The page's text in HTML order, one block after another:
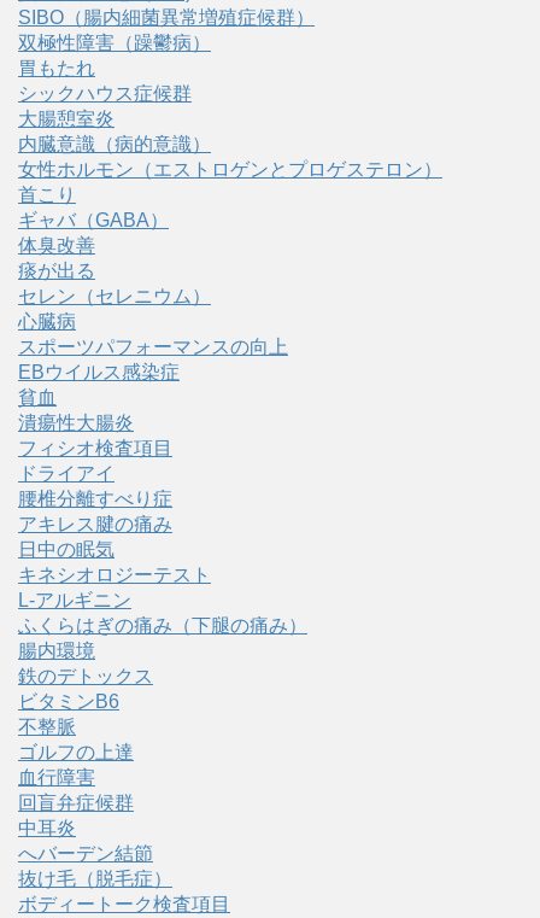
SIBO（腸内細菌異常増殖症候群）
双極性障害（躁鬱病）
胃もたれ
シックハウス症候群
大腸憩室炎
内臓意識（病的意識）
女性ホルモン（エストロゲンとプロゲステロン）
首こり
ギャバ（GABA）
体臭改善
痰が出る
セレン（セレニウム）
心臓病
スポーツパフォーマンスの向上
EBウイルス感染症
貧血
潰瘍性大腸炎
フィシオ検査項目
ドライアイ
腰椎分離すべり症
アキレス腱の痛み
日中の眠気
キネシオロジーテスト
L-アルギニン
ふくらはぎの痛み（下腿の痛み）
腸内環境
鉄のデトックス
ビタミンB6
不整脈
ゴルフの上達
血行障害
回盲弁症候群
中耳炎
へバーデン結節
抜け毛（脱毛症）
ボディートーク検査項目